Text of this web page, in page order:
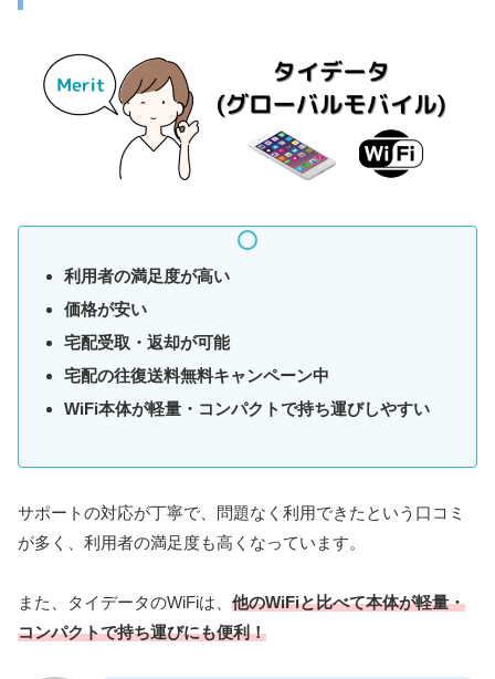
利用者の満足度が高い
価格が安い
宅配受取・返却が可能
宅配の往復送料無料キャンペーン中
WiFi本体が軽量・コンパクトで持ち運びしやすい
サポートの対応が丁寧で、問題なく利用できたという口コミ
が多く、利用者の満足度も高くなっています。
また、タイデータのWiFiは、 他のWiFiと比べて本体が軽量・
コンパクトで持ち運びにも便利！